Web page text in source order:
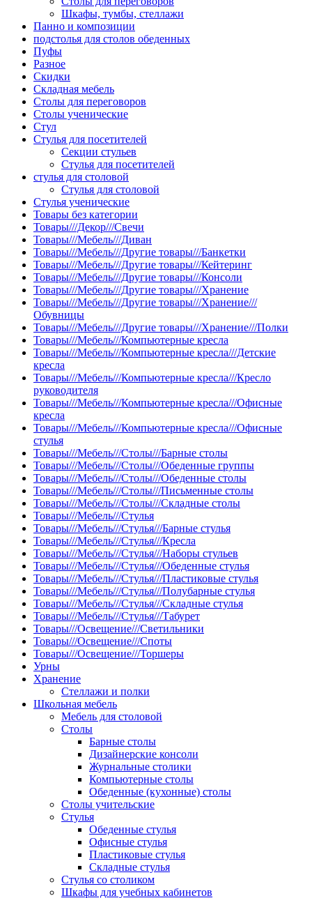
Шкафы, тумбы, стеллажи
Панно и композиции
подстолья для столов обеденных
Пуфы
Разное
Скидки
Складная мебель
Столы для переговоров
Столы ученические
Стул
Стулья для посетителей
Секции стульев
Стулья для посетителей
стулья для столовой
Стулья для столовой
Стулья ученические
Товары без категории
Товары///Декор///Свечи
Товары///Мебель///Диван
Товары///Мебель///Другие товары///Банкетки
Товары///Мебель///Другие товары///Кейтеринг
Товары///Мебель///Другие товары///Консоли
Товары///Мебель///Другие товары///Хранение
Товары///Мебель///Другие товары///Хранение///
Обувницы
Товары///Мебель///Другие товары///Хранение///Полки
Товары///Мебель///Компьютерные кресла
Товары///Мебель///Компьютерные кресла///Детские
кресла
Товары///Мебель///Компьютерные кресла///Кресло
руководителя
Товары///Мебель///Компьютерные кресла///Офисные
кресла
Товары///Мебель///Компьютерные кресла///Офисные
стулья
Товары///Мебель///Столы///Барные столы
Товары///Мебель///Столы///Обеденные группы
Товары///Мебель///Столы///Обеденные столы
Товары///Мебель///Столы///Письменные столы
Товары///Мебель///Столы///Складные столы
Товары///Мебель///Стулья
Товары///Мебель///Стулья///Барные стулья
Товары///Мебель///Стулья///Кресла
Товары///Мебель///Стулья///Наборы стульев
Товары///Мебель///Стулья///Обеденные стулья
Товары///Мебель///Стулья///Пластиковые стулья
Товары///Мебель///Стулья///Полубарные стулья
Товары///Мебель///Стулья///Складные стулья
Товары///Мебель///Стулья///Табурет
Товары///Освещение///Светильники
Товары///Освещение///Споты
Товары///Освещение///Торшеры
Урны
Хранение
Стеллажи и полки
Школьная мебель
Мебель для столовой
Столы
Барные столы
Дизайнерские консоли
Журнальные столики
Компьютерные столы
Обеденные (кухонные) столы
Столы учительские
Стулья
Обеденные стулья
Офисные стулья
Пластиковые стулья
Складные стулья
Стулья со столиком
Шкафы для учебных кабинетов